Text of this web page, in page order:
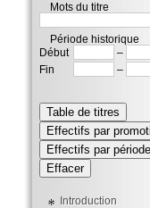
Mots du titre
Période historique
Début
–
Fin
–
Table de titres
Effectifs par
Effectifs par
Introduction